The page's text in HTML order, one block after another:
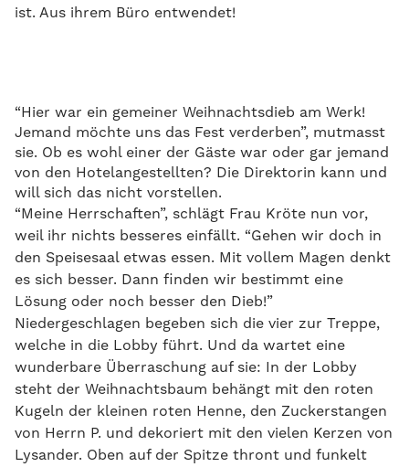
ist. Aus ihrem Büro entwendet!
“Hier war ein gemeiner Weihnachtsdieb am Werk!
Jemand möchte uns das Fest verderben”, mutmasst
sie. Ob es wohl einer der Gäste war oder gar jemand
von den Hotelangestellten? Die Direktorin kann und
will sich das nicht vorstellen.
“Meine Herrschaften”, schlägt Frau Kröte nun vor,
weil ihr nichts besseres einfällt. “Gehen wir doch in
den Speisesaal etwas essen. Mit vollem Magen denkt
es sich besser. Dann finden wir bestimmt eine
Lösung oder noch besser den Dieb!”
Niedergeschlagen begeben sich die vier zur Treppe,
welche in die Lobby führt. Und da wartet eine
wunderbare Überraschung auf sie: In der Lobby
steht der Weihnachtsbaum behängt mit den roten
Kugeln der kleinen roten Henne, den Zuckerstangen
von Herrn P. und dekoriert mit den vielen Kerzen von
Lysander. Oben auf der Spitze thront und funkelt